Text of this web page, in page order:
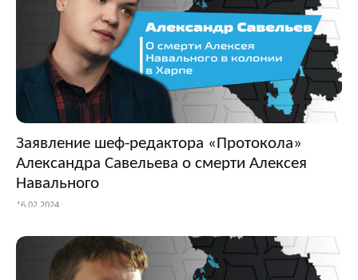
Заявление шеф-редактора «Протокола»
Александра Савельева о смерти Алексея
Навального
16.02.2024